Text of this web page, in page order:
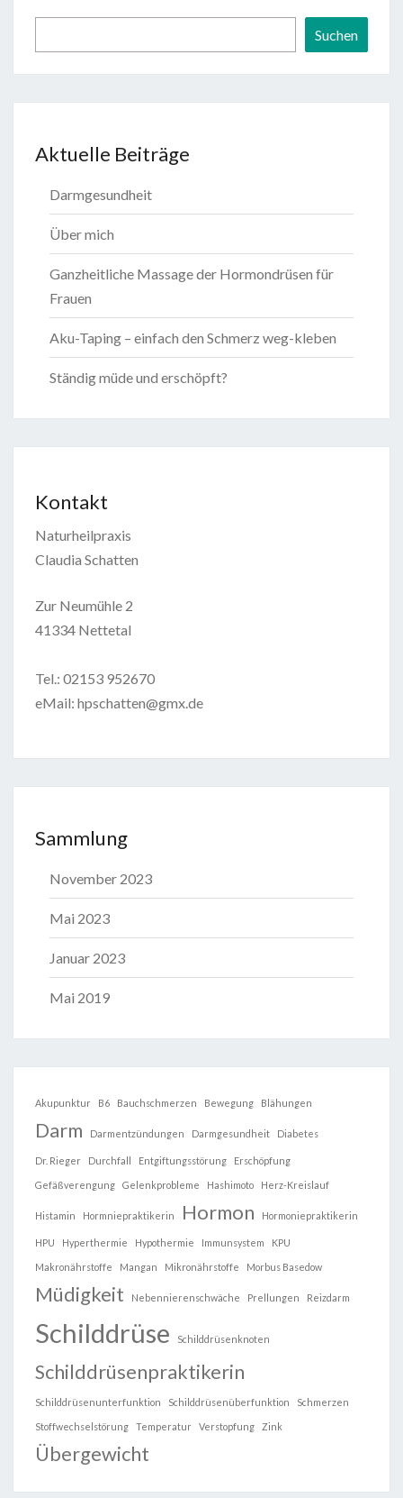
Suchen
Aktuelle Beiträge
Darmgesundheit
Über mich
Ganzheitliche Massage der Hormondrüsen für
Frauen
Aku-Taping – einfach den Schmerz weg-kleben
Ständig müde und erschöpft?
Kontakt
Naturheilpraxis
Claudia Schatten
Zur Neumühle 2
41334 Nettetal
Tel.: 02153 952670
eMail: hpschatten@gmx.de
Sammlung
November 2023
Mai 2023
Januar 2023
Mai 2019
Akupunktur B6 Bauchschmerzen Bewegung Blähungen
Darm Darmentzündungen Darmgesundheit Diabetes
Dr. Rieger Durchfall Entgiftungsstörung Erschöpfung
Gefäßverengung Gelenkprobleme Hashimoto Herz-Kreislauf
Histamin Hormniepraktikerin Hormon Hormoniepraktikerin
HPU Hyperthermie Hypothermie Immunsystem KPU
Makronährstoffe Mangan Mikronährstoffe Morbus Basedow
Müdigkeit Nebennierenschwäche Prellungen Reizdarm
Schilddrüse Schilddrüsenknoten
Schilddrüsenpraktikerin
Schilddrüsenunterfunktion Schilddrüsenüberfunktion Schmerzen
Stoffwechselstörung Temperatur Verstopfung Zink
Übergewicht